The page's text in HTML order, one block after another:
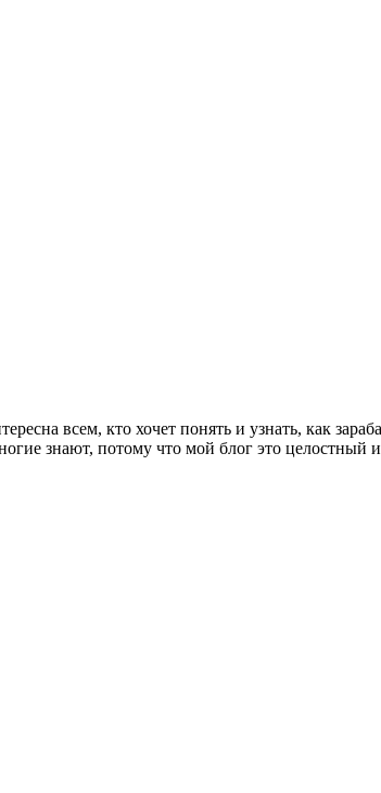
всем, кто хочет понять и узнать, как
знают, потому что мой блог это